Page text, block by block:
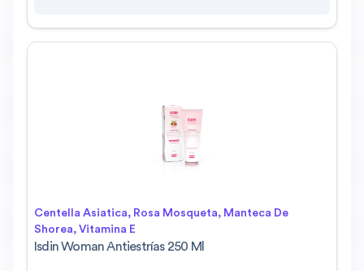
Centella Asiatica, Rosa Mosqueta, Manteca De
Shorea, Vitamina E
Isdin Woman Antiestrías 250 Ml